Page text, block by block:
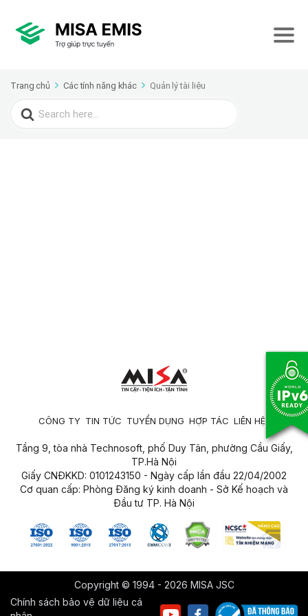
Trang chủ Các tính năng khác Quản lý tài liệu
Search
for:
CÔNG TY TIN TỨC TUYỂN DỤNG HỢP TÁC LIÊN HỆ
Tầng 9, tòa nhà Technosoft, phố Duy Tân, phường Cầu Giấy,
TP.Hà Nội
Giấy CNĐKKD: 0101243150 - Ngày cấp lần đầu 22/04/2002
Cơ quan cấp: Phòng Đăng ký kinh doanh - Sở Kế hoạch và
Đầu tư TP. Hà Nội
Copyright © 1994 - 2026 MISA JSC
Chính sách bảo vệ dữ liệu cá